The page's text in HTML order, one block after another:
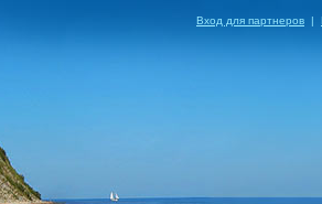
Вход для партнеров |